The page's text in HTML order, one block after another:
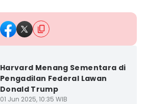
Harvard Menang Sementara di
Pengadilan Federal Lawan
Donald Trump
01 Jun 2025, 10:35 WIB